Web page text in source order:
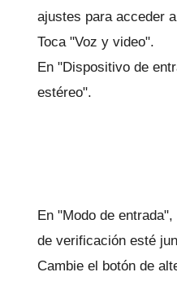
ajustes para acceder
Toca "Voz y video".
En "Dispositivo de
estéreo".
En "Modo de
de verificación esté
Cambie el botón de